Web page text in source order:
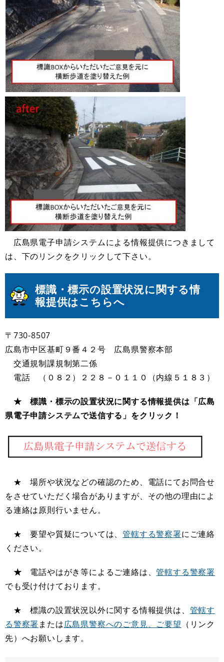
広島県電子申請システムによる情報提供につきまして
は、下のリンクをクリックして下さい。
標識・標示の設置状況に関する情
報提供はこちらへ
〒730-8507
広島市中区基町９番４２号 広島県警察本部
交通規制課規制第二係
電話 （０８２）２２８－０１１０（内線５１８３）
★ 標識・標示の設置状況に関する情報提供は「広島
県電子申請システムで送信する」をクリック！
★ 場所や状況などの確認のため、電話にてお問合せ
をさせていただく場合がありますが、その他の理由によ
る連絡は原則行いません。
★ 要望や質疑については、管轄する警察署にご連絡
ください。
★ 電話やはがき等によるご連絡は、管轄する警察署
でも受け付けております。
★ 標識の設置状況以外に関する情報提供は、 管轄す
る警察署または広島県警察へのご意見、ご要望 （リンク
先）へお願いします。